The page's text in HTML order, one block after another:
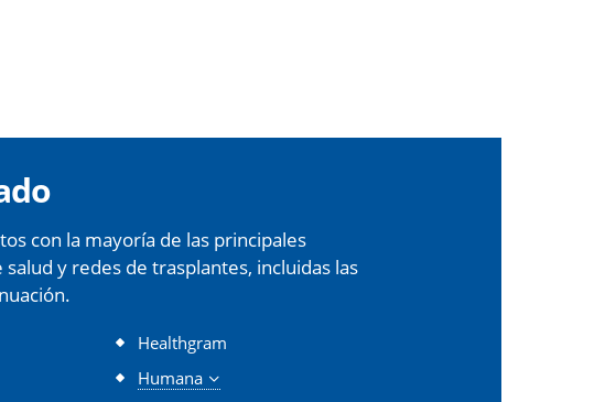
con la mayoría de las principales
y redes de trasplantes, incluidas las
Healthgram
Humana